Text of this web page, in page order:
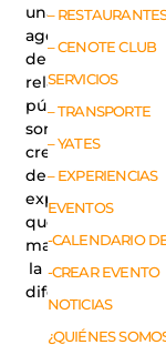
una
agencia
de
relaciones
públicas,
somos
creadores
de
experiencias
que
marcan
la
diferencia.
–
– CENOTE CLUB
SERVICIOS
– TRANSPORTE
– YATES
– EXPERIENCIAS
EVENTOS
-CALENDARIO
-CREAR EVENTO
NOTICIAS
¿QUIÉNES